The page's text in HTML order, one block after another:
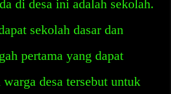
di desa ini adalah sekolah.
sekolah dasar dan
pertama yang dapat
desa tersebut untuk